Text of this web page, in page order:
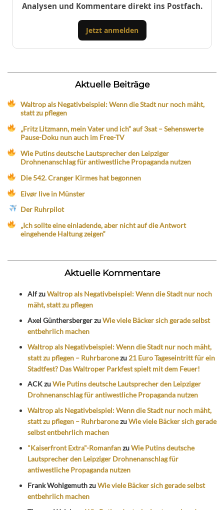
Analysen und Kommentare direkt ins Postfach.
Jetzt anmelden
Aktuelle Beiträge
Waltrop als Negativbeispiel: Wenn die Stadt nur noch mäht,
statt zu pflegen
„Fritz Litzmann, mein Vater und ich“ auf 3sat – Sehenswerte
Pause-Doku nun auch im Free-TV
Wie Putins deutsche Lautsprecher den Leipziger
Drohnenanschlag für antiwestliche Propaganda nutzen
Die 542. Cranger Kirmes hat begonnen
Eivør live in Münster
Der Ruhrpilot
„Ich sollte eine einladende, aber nicht auf die Antwort
eingehende Haltung zeigen“
Aktuelle Kommentare
AlfzuWaltrop als Negativbeispiel: Wenn die Stadt nur noch
mäht, statt zu pflegen
Axel GünthersbergerzuWie viele Bäcker sich gerade selbst
entbehrlich machen
Waltrop als Negativbeispiel: Wenn die Stadt nur noch mäht,
statt zu pflegen – Ruhrbaronezu 21 Euro Tageseintritt für ein
Stadtfest? Das Waltroper Parkfest spielt mit dem Feuer!
ACKzuWie Putins deutsche Lautsprecher den Leipziger
Drohnenanschlag für antiwestliche Propaganda nutzen
Waltrop als Negativbeispiel: Wenn die Stadt nur noch mäht,
statt zu pflegen – RuhrbaronezuWie viele Bäcker sich gerade
selbst entbehrlich machen
"Kaiserfront Extra"-RomanfanzuWie Putins deutsche
Lautsprecher den Leipziger Drohnenanschlag für
antiwestliche Propaganda nutzen
Frank WohlgemuthzuWie viele Bäcker sich gerade selbst
entbehrlich machen